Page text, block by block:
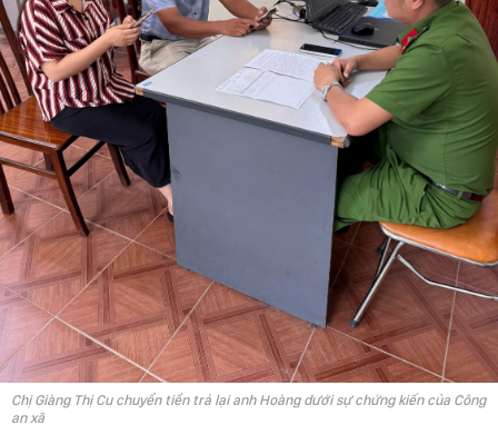
Chị Giàng Thị Cu chuyển tiền trả lại anh Hoàng dưới sự chứng kiến của Công
an xã